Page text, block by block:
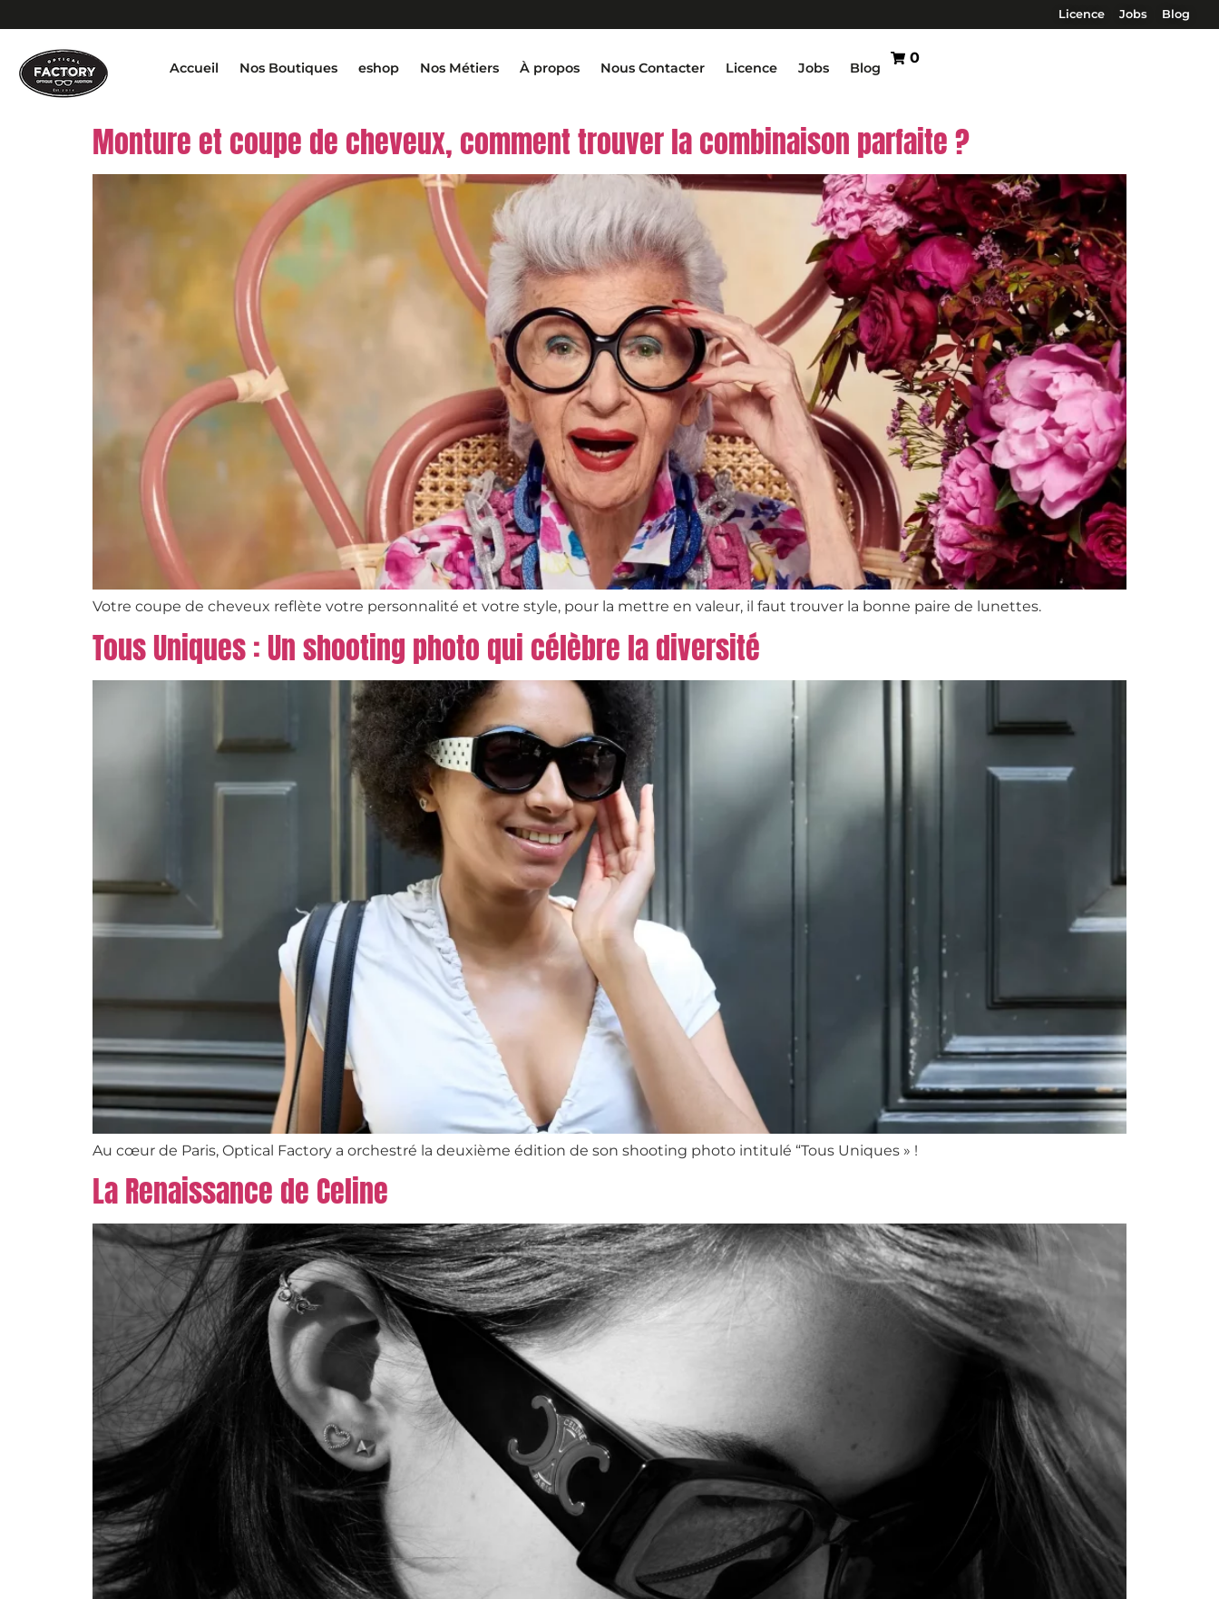
Licence Jobs Blog
Accueil Nos Boutiques eshop Nos Métiers À propos Nous Contacter Licence Jobs Blog
0
Monture et coupe de cheveux, comment trouver la combinaison parfaite ?
Votre coupe de cheveux reflète votre personnalité et votre style, pour la mettre en valeur, il faut trouver la bonne paire de lunettes.
Tous Uniques : Un shooting photo qui célèbre la diversité
Au cœur de Paris, Optical Factory a orchestré la deuxième édition de son shooting photo intitulé “Tous Uniques » !
La Renaissance de Celine